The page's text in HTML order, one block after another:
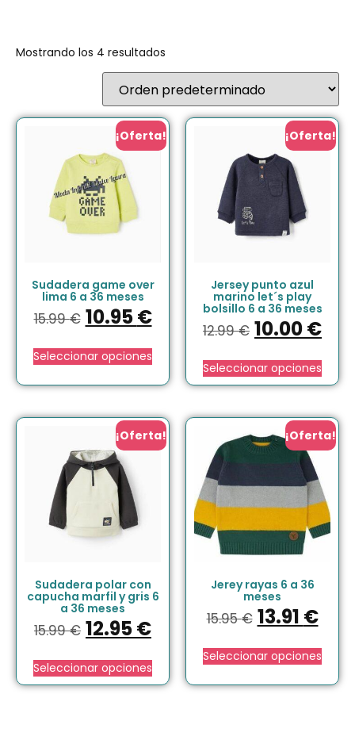
Mostrando los 4 resultados
¡Oferta!
Sudadera game over
lima 6 a 36 meses
15.99€ 10.95€
Seleccionar opciones
¡Oferta!
Jersey punto azul
marino let´s play
bolsillo 6 a 36 meses
12.99€ 10.00€
Seleccionar opciones
¡Oferta!
Sudadera polar con
capucha marfil y gris 6
a 36 meses
15.99€ 12.95€
Seleccionar opciones
¡Oferta!
Jerey rayas 6 a 36
meses
15.95€ 13.91 €
Seleccionar opciones